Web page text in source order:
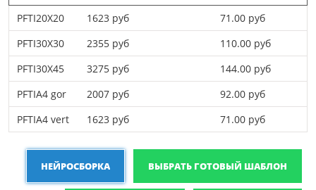
PFTI20X20
1623 руб
71.00 руб
PFTI30X30
2355 руб
110.00 руб
PFTI30X45
3275 руб
144.00 руб
PFTIA4 gor
2007 руб
92.00 руб
PFTIA4 vert
1623 руб 71.00 руб
НЕЙРОСБОРКА ВЫБРАТЬ ГОТОВЫЙ ШАБЛОН